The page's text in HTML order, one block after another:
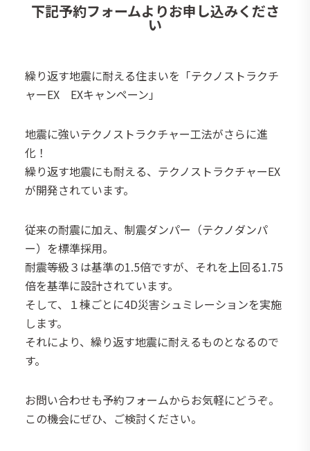
下記予約フォームよりお申し込みくださ
い
繰り返す地震に耐える住まいを「テクノストラクチ
ャーEX EXキャンペーン」
地震に強いテクノストラクチャー工法がさらに進
化！
繰り返す地震にも耐える、テクノストラクチャーEX
が開発されています。
従来の耐震に加え、制震ダンパー（テクノダンパ
ー）を標準採用。
耐震等級３は基準の1.5倍ですが、それを上回る1.75
倍を基準に設計されています。
そして、１棟ごとに4D災害シュミレーションを実施
します。
それにより、繰り返す地震に耐えるものとなるので
す。
お問い合わせも予約フォームからお気軽にどうぞ。
この機会にぜひ、ご検討ください。